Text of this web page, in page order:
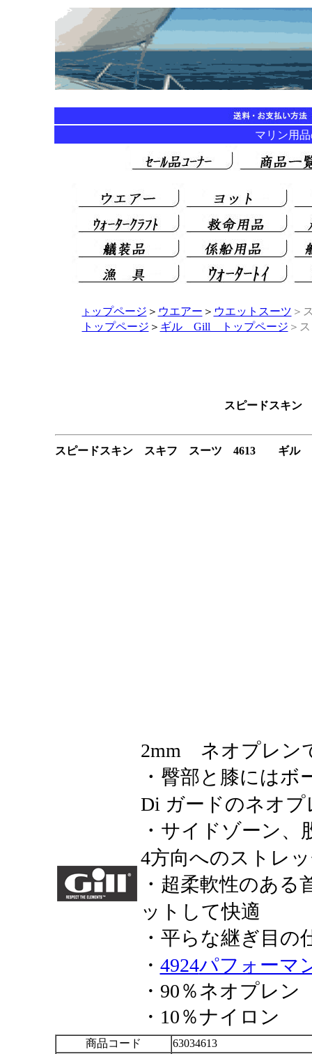
マリン用
ト ップページ ＞ ウエアー ＞ ウエットスーツ ＞
トップページ ＞ ギル Gill トップページ ＞
スピードスキ
スピードスキン スキフ スーツ 4613 ギル
2mm ネオプレン
・ 臀部と膝にはボ
Di ガードのネオプ
・ サイドゾーン、
4方向へのストレ
・ 超柔軟性のある
ットして快適
・ 平らな継ぎ目の
・ 4924パフォー
・90％ネオプレン
・10％ナイロン
商品コード
63034613